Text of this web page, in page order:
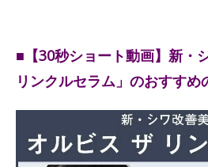
■【30秒ショート動画】新・
リンクルセラム」のおすすめ